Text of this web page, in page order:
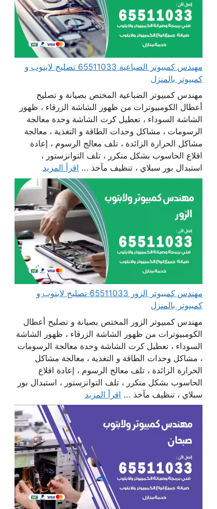
مهندس كمبيوتر الضباعية 65511033 تصليح لابتوب و
كمبيوتر بالمنزل
مهندس كمبيوتر الضباعية المختص بصيانة و تصليح
أعطال الكومبيوترات من ظهور الشاشة الزرقاء ، ظهور
الشاشة السوداء ، تعطيل كرت الشاشة وحدة معالجة
الرسومات ، مشاكل وحدات الطاقة و التغذية ، معالجة
مشاكل الحرارة الزائدة ، تلف معالج الرسوم ، إعادة
اقلاع الحاسوب بشكل متكرر ، تلف التوانزستور ،
استبدال بور سبلاي ، تنظيف مآخذ ... اقرأ المزيد
مهندس كمبيوتر الزور 65511033 تصليح لابتوب و
كمبيوتر بالمنزل
مهندس كمبيوتر الزور المختص بصيانة و تصليح أعطال
الكومبيوترات من ظهور الشاشة الزرقاء ، ظهور الشاشة
السوداء ، تعطيل كرت الشاشة وحدة معالجة الرسومات
، مشاكل وحدات الطاقة و التغذية ، معالجة مشاكل
الحرارة الزائدة ، تلف معالج الرسوم ، إعادة اقلاع
الحاسوب بشكل متكرر ، تلف التوانزستور ، استبدال بور
سبلاي ، تنظيف مآخذ ... اقرأ المزيد